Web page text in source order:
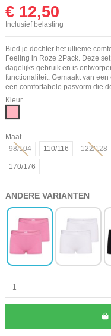
€ 12,50
Inclusief belasting
Bied je dochter het ultieme
Feeling in Roze 2Pack. Deze
dagelijks gebruik en is
functionaliteit. Gemaakt van
een comfortabele pasvorm die
Kleur
Maat
98/104
110/116 122/128
170/176
ANDERE VARIANTEN